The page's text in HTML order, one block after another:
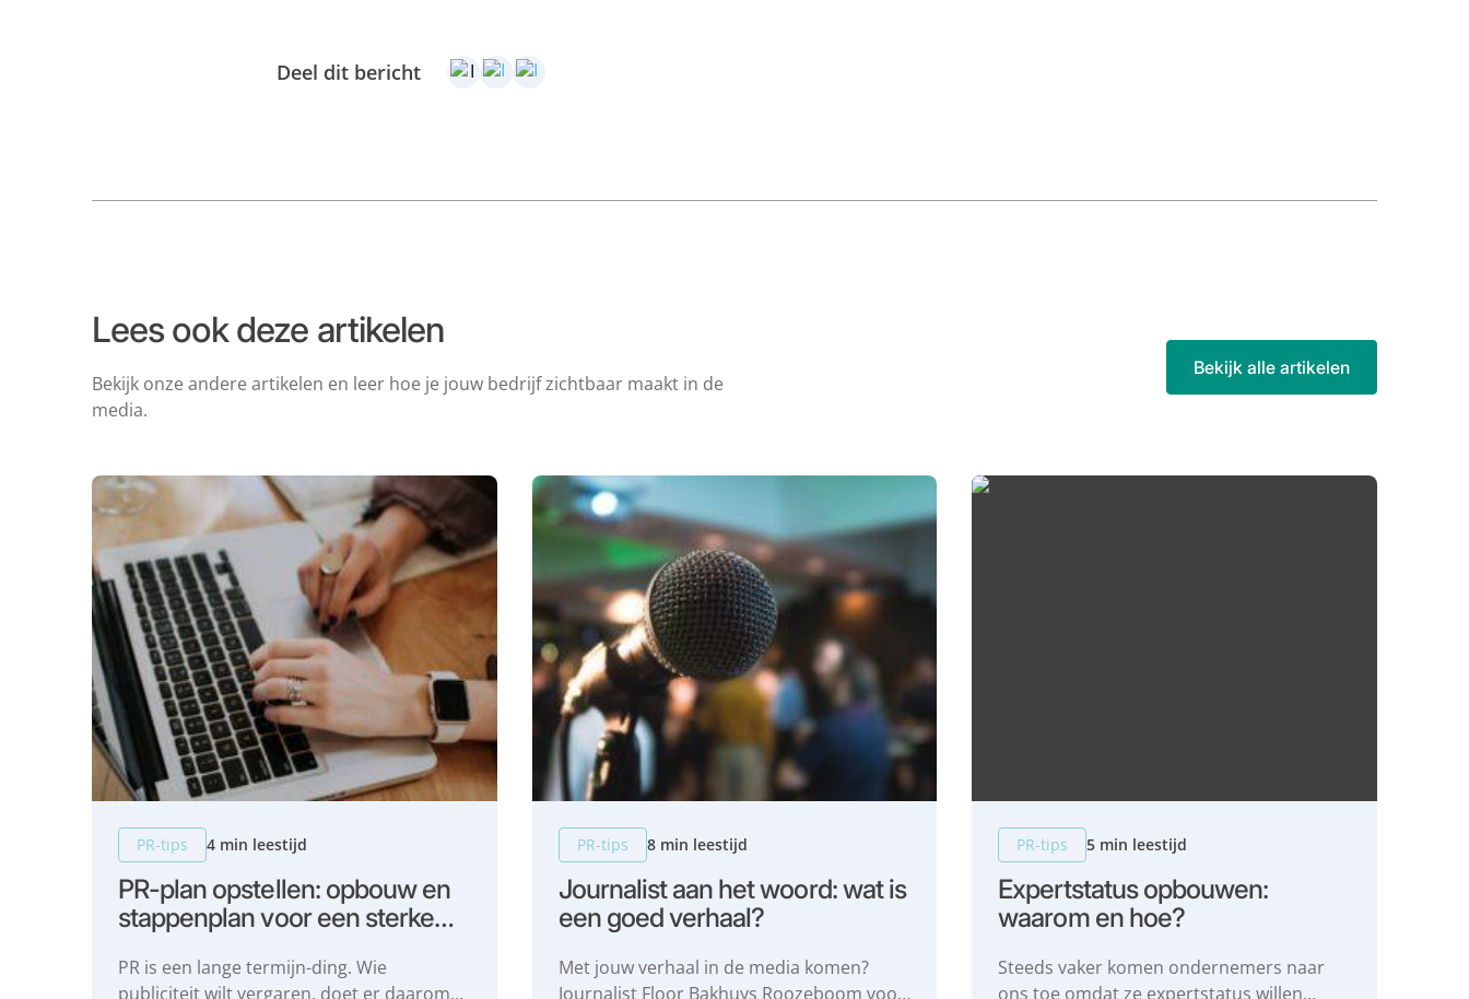
Deel dit bericht
Lees ook deze artikelen
Bekijk onze andere artikelen en leer hoe je jouw bedrijf zichtbaar maakt in de
media.
Bekijk alle artikelen
PR-tips 4 min leestijd
PR-plan opstellen: opbouw en
stappenplan voor een sterke
PR is een lange termijn-ding. Wie
publiciteit wilt vergaren, doet er daarom
PR-tips 8 min leestijd
Journalist aan het woord: wat is
een goed verhaal?
Met jouw verhaal in de media komen?
Journalist Floor Bakhuys Roozeboom voor
PR-tips 5 min leestijd
Expertstatus opbouwen:
waarom en hoe?
Steeds vaker komen ondernemers naar
ons toe omdat ze expertstatus willen